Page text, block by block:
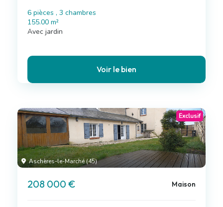
6 pièces , 3 chambres
155.00 m²
Avec jardin
Voir le bien
Aschères-le-Marché (45)
Exclusif
208 000 € Maison